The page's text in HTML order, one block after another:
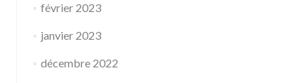
février 2023
janvier 2023
décembre 2022